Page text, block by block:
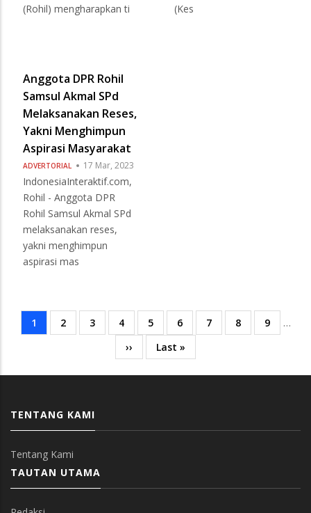
(Rohil) mengharapkan ti
(Kes
Anggota DPR Rohil
Samsul Akmal SPd
Melaksanakan Reses,
Yakni Menghimpun
Aspirasi Masyarakat
ADVERTORIAL 17 Mar, 2023
IndonesiaInteraktif.com,
Rohil - Anggota DPR
Rohil Samsul Akmal SPd
melaksanakan reses,
yakni menghimpun
aspirasi mas
Pagination
Current
page
1 Page
2 Page
3 Page
4 Page
5 Page
6 Page
7 Page
8 Page
9
…
Next
page
››
Last
page
Last »
TENTANG KAMI
Tentang Kami
TAUTAN UTAMA